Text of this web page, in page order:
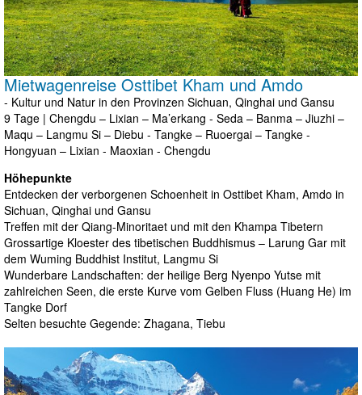
Mietwagenreise Osttibet Kham und Amdo
- Kultur und Natur in den Provinzen Sichuan, Qinghai und Gansu
9 Tage | Chengdu – Lixian – Ma’erkang - Seda – Banma – Jiuzhi –
Maqu – Langmu Si – Diebu - Tangke – Ruoergai – Tangke -
Hongyuan – Lixian - Maoxian - Chengdu
Höhepunkte
Entdecken der verborgenen Schoenheit in Osttibet Kham, Amdo in
Sichuan, Qinghai und Gansu
Treffen mit der Qiang-Minoritaet und mit den Khampa Tibetern
Grossartige Kloester des tibetischen Buddhismus – Larung Gar mit
dem Wuming Buddhist Institut, Langmu Si
Wunderbare Landschaften: der heilige Berg Nyenpo Yutse mit
zahlreichen Seen, die erste Kurve vom Gelben Fluss (Huang He) im
Tangke Dorf
Selten besuchte Gegende: Zhagana, Tiebu